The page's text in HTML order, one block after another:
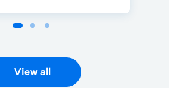
View all